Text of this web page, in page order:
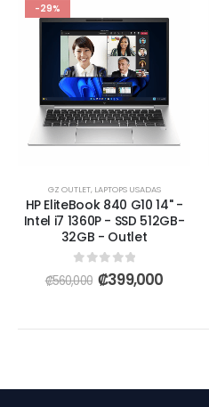
-29%
GZ OUTLET, LAPTOPS USADAS
HP EliteBook 840 G10 14" -
Intel i7 1360P - SSD 512GB-
32GB - Outlet
0 out of 5
₡560,000 ₡399,000